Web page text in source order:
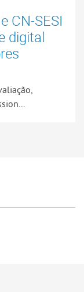
CN-SESI
digital